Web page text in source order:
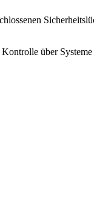
über Systeme